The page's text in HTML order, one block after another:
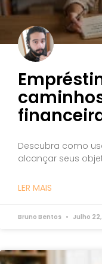
Descubra como
alcançar seus
LER MAIS
Bruno Bentos Julho